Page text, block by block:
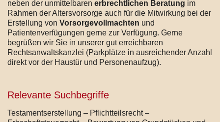
neben der unmittelbaren erbrechtlichen Beratung im
Rahmen der Altersvorsorge auch für die Mitwirkung bei der
Erstellung von Vorsorgevollmachten und
Patientenverfügungen gerne zur Verfügung. Gerne
begrüßen wir Sie in unserer gut erreichbaren
Rechtsanwaltskanzlei (Parkplätze in ausreichender Anzahl
direkt vor der Haustür und Personenaufzug).
Relevante Suchbegriffe
Testamentserstellung – Pflichtteilsrecht –